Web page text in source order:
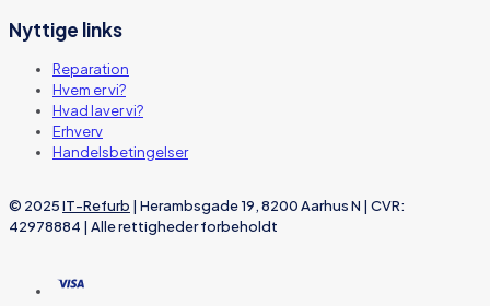
Nyttige links
Reparation
Hvem er vi?
Hvad laver vi?
Erhverv
Handelsbetingelser
© 2025IT-Refurb | Herambsgade 19, 8200 Aarhus N | CVR:
42978884 | Alle rettigheder forbeholdt